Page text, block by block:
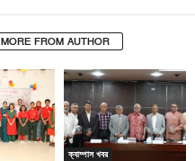
MORE FROM AUTHOR
ক্যাম্পাস খবর